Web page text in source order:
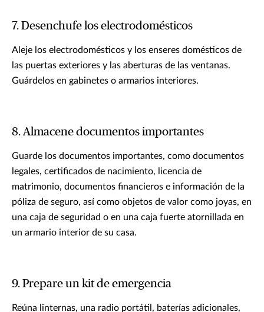
7. Desenchufe los electrodomésticos
Aleje los electrodomésticos y los enseres domésticos de
las puertas exteriores y las aberturas de las ventanas.
Guárdelos en gabinetes o armarios interiores.
8. Almacene documentos importantes
Guarde los documentos importantes, como documentos
legales, certificados de nacimiento, licencia de
matrimonio, documentos financieros e información de la
póliza de seguro, así como objetos de valor como joyas, en
una caja de seguridad o en una caja fuerte atornillada en
un armario interior de su casa.
9. Prepare un kit de emergencia
Reúna linternas, una radio portátil, baterías adicionales,